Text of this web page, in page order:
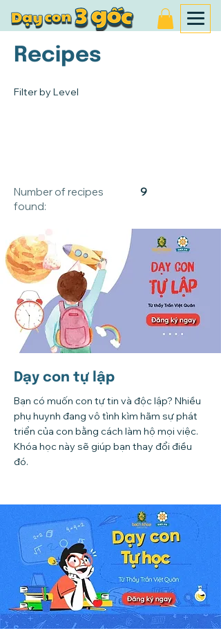
Recipes
Filter by Level
Number of recipes
found:
9
Dạy con tự lập
Bạn có muốn con tự tin và độc lập? Nhiều
phụ huynh đang vô tình kìm hãm sự phát
triển của con bằng cách làm hộ mọi việc.
Khóa học này sẽ giúp bạn thay đổi điều
đó.